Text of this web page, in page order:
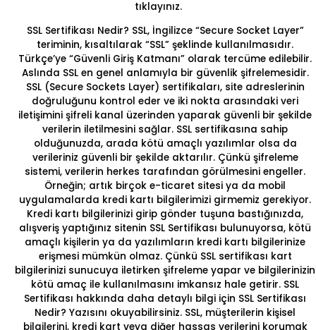
tıklayınız.
SSL Sertifikası Nedir? SSL, İngilizce “Secure Socket Layer”
teriminin, kısaltılarak “SSL” şeklinde kullanılmasıdır.
Türkçe’ye “Güvenli Giriş Katmanı” olarak tercüme edilebilir.
Aslında SSL en genel anlamıyla bir güvenlik şifrelemesidir.
SSL (Secure Sockets Layer) sertifikaları, site adreslerinin
doğruluğunu kontrol eder ve iki nokta arasındaki veri
iletişimini şifreli kanal üzerinden yaparak güvenli bir şekilde
verilerin iletilmesini sağlar. SSL sertifikasına sahip
olduğunuzda, arada kötü amaçlı yazılımlar olsa da
verileriniz güvenli bir şekilde aktarılır. Çünkü şifreleme
sistemi, verilerin herkes tarafından görülmesini engeller.
Örneğin; artık birçok e-ticaret sitesi ya da mobil
uygulamalarda kredi kartı bilgilerimizi girmemiz gerekiyor.
Kredi kartı bilgilerinizi girip gönder tuşuna bastığınızda,
alışveriş yaptığınız sitenin SSL Sertifikası bulunuyorsa, kötü
amaçlı kişilerin ya da yazılımların kredi kartı bilgilerinize
erişmesi mümkün olmaz. Çünkü SSL sertifikası kart
bilgilerinizi sunucuya iletirken şifreleme yapar ve bilgilerinizin
kötü amaç ile kullanılmasını imkansız hale getirir. SSL
Sertifikası hakkında daha detaylı bilgi için SSL Sertifikası
Nedir? Yazısını okuyabilirsiniz. SSL, müşterilerin kişisel
bilgilerini, kredi kart veya diğer hassas verilerini korumak